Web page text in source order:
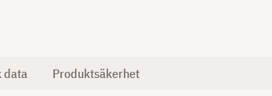
data Produktsäkerhet